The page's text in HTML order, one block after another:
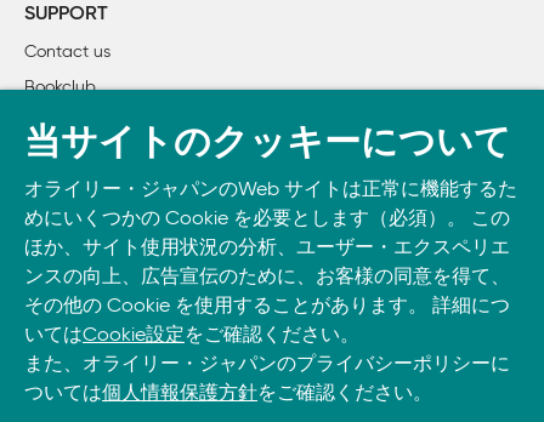
[1]
[1, 2]
■P. 78 「7.1.4 従来形式の文字列フォーマッティング」
のコード
【誤】
>>> print(' πの値はおよそ %5.3f である。' %}math.pi)
【正】
>>> print(' πの値はおよそ %5.3f である。' % math.pi)
■P. 94 コード内13行目
【誤】executing finally clause
【正】finally節実行中
        4.7.2　キーワード引数
        4.7.3　特殊引数
        4.7.4　任意引数のリスト
        4.7.5　引数リストのアンパック
        4.7.6　lambda（ラムダ）式
        4.7.7　ドキュメンテーション文字列（docstring）
        4.7.8　関数注釈（関数アノテーション）
    4.8　幕間つなぎ：コーディングスタイル
5章　データ構造
    5.1　リストについての補足
        5.1.1　リストをスタックとして使う
SUPPORT
Contact us
Bookclub
書籍注文
Take O’Reilly with you and learn anywhere, anytime on your
phone
and tablet.
当サイトのクッキーについて
オライリー・ジャパンのWeb サイトは正常に機能するた
めにいくつかの Cookie を必要とします（必須）。 この
ほか、サイト使用状況の分析、ユーザー・エクスペリエ
ンスの向上、広告宣伝のために、お客様の同意を得て、
その他の Cookie を使用することがあります。 詳細につ
いてはCookie設定をご確認ください。
また、オライリー・ジャパンのプライバシーポリシーに
ついては個人情報保護方針をご確認ください。